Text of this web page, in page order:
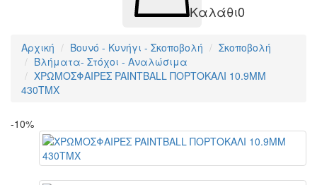
Καλάθι0
Αρχική Βουνό - Κυνήγι - Σκοποβολή
Σκοποβολή
Βλήματα- Στόχοι - Αναλώσιμα
ΧΡΩΜΟΣΦΑΙΡΕΣ PAINTBALL ΠΟΡΤΟΚΑΛΙ 10.9MM
430ΤΜΧ
-10%